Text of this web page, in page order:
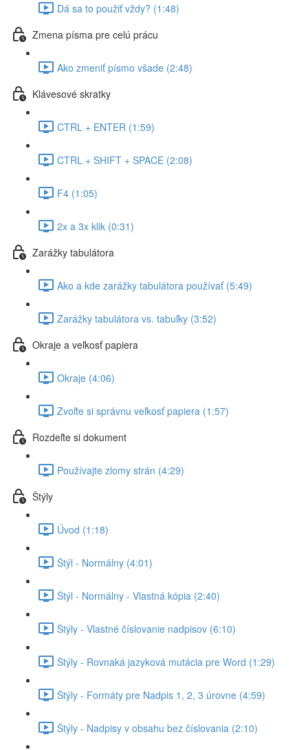
Dá sa to použiť vždy? (1:48)
Zmena písma pre celú prácu
Ako zmeniť písmo všade (2:48)
Klávesové skratky
CTRL + ENTER (1:59)
CTRL + SHIFT + SPACE (2:08)
F4 (1:05)
2x a 3x klik (0:31)
Zarážky tabulátora
Ako a kde zarážky tabulátora používať (5:49)
Zarážky tabulátora vs. tabuľky (3:52)
Okraje a veľkosť papiera
Okraje (4:06)
Zvoľte si správnu veľkosť papiera (1:57)
Rozdeľte si dokument
Používajte zlomy strán (4:29)
Štýly
Úvod (1:18)
Štýl - Normálny (4:01)
Štýl - Normálny - Vlastná kópia (2:40)
Štýly - Vlastné číslovanie nadpisov (6:10)
Štýly - Rovnaká jazyková mutácia pre Word (1:29)
Štýly - Formáty pre Nadpis 1, 2, 3 úrovne (4:59)
Štýly - Nadpisy v obsahu bez číslovania (2:10)